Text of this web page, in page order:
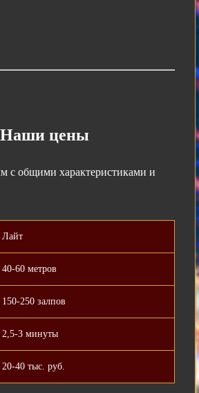
Наши цены
с общими характеристиками и
Лайт
40-60 метров
150-250 залпов
2,5-3 минуты
20-40 тыс. руб.